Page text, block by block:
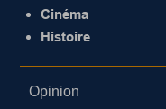
Cinéma
Histoire
Opinion